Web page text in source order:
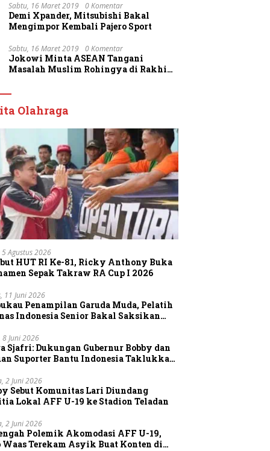
Sabtu, 16 Maret 2019 0 Komentar
Demi Xpander, Mitsubishi Bakal
Mengimpor Kembali Pajero Sport
Sabtu, 16 Maret 2019 0 Komentar
Jokowi Minta ASEAN Tangani
Masalah Muslim Rohingya di Rakhine
Olahraga
5 Agustus 2026
HUT RI Ke-81, Ricky Anthony Buka
Sepak Takraw RA Cup I 2026
11 Juni 2026
Penampilan Garuda Muda, Pelatih
Indonesia Senior Bakal Saksikan
8 Juni 2026
Sjafri: Dukungan Gubernur Bobby dan
Suporter Bantu Indonesia Taklukkan
2 Juni 2026
Sebut Komunitas Lari Diundang
Lokal AFF U-19 ke Stadion Teladan
2 Juni 2026
Polemik Akomodasi AFF U-19,
Waas Terekam Asyik Buat Konten di